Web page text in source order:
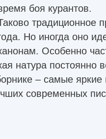
боя курантов.
традиционное
Но иногда оно
Особенно
натура постоянно
– самые яркие
современных